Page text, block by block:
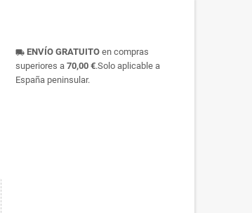
local_shipping ENVÍO GRATUITOen compras
superiores a 70,00 €.Solo aplicable a
España peninsular.